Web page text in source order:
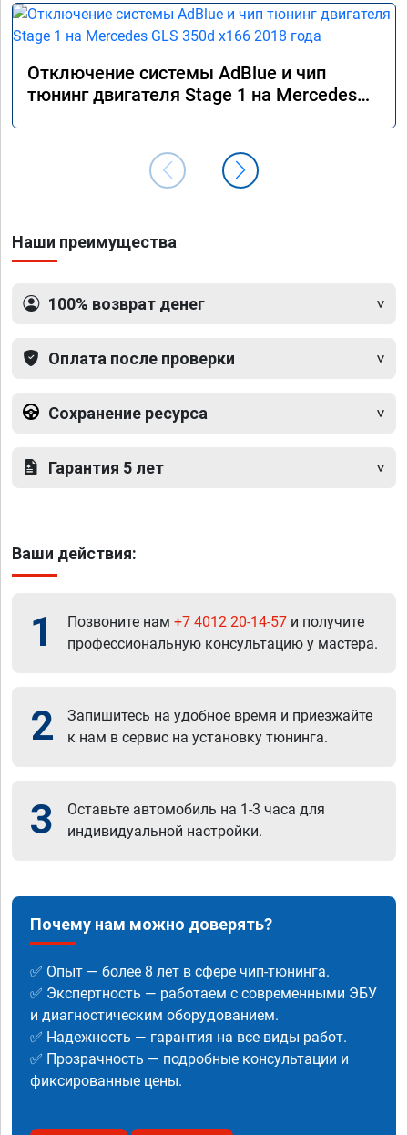
Отключение системы AdBlue и чип
тюнинг двигателя Stage 1 на Mercedes
Наши преимущества
100% возврат денег
Оплата после проверки
Сохранение ресурса
Гарантия 5 лет
Ваши действия:
1 Позвоните нам +7 4012 20-14-57 и получите
профессиональную консультацию у мастера.
2
Запишитесь на удобное время и приезжайте
к нам в сервис на установку тюнинга.
3
Оставьте автомобиль на 1-3 часа для
индивидуальной настройки.
Почему нам можно доверять?
✅ Опыт — более 8 лет в сфере чип-тюнинга.
✅ Экспертность — работаем с современными ЭБУ
и диагностическим оборудованием.
✅ Надежность — гарантия на все виды работ.
✅ Прозрачность — подробные консультации и
фиксированные цены.